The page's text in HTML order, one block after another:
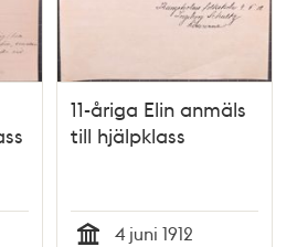
11-åriga Elin anmäls
till hjälpklass
4 juni 1912